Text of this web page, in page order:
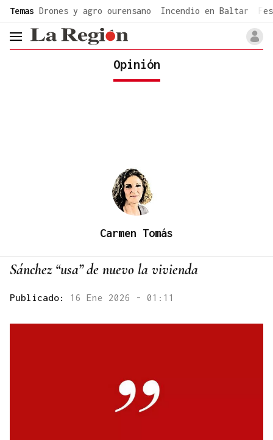
Temas Drones y agro ourensano Incendio en Baltar
header.menu.open
Opinión
Carmen Tomás
Sánchez “usa” de nuevo la vivienda
Publicado: 16 Ene 2026 - 01:11